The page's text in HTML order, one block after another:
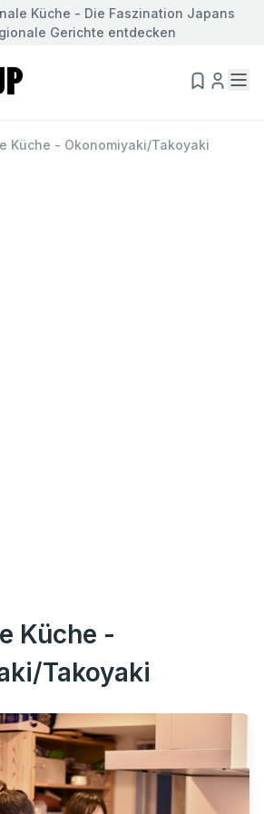
Küche - Die Faszination Japans
Gerichte entdecken
Küche - Okonomiyaki/Takoyaki
Küche -
Takoyaki